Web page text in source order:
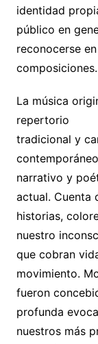
identidad
público en
reconocerse
composiciones.
La música
repertorio
tradicional y
narrativo y
actual. Cuenta
historias,
nuestro
que cobran
movimiento.
fueron
profunda
nuestros más